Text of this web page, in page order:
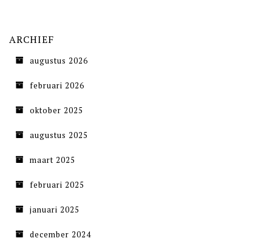
ARCHIEF
augustus 2026
februari 2026
oktober 2025
augustus 2025
maart 2025
februari 2025
januari 2025
december 2024